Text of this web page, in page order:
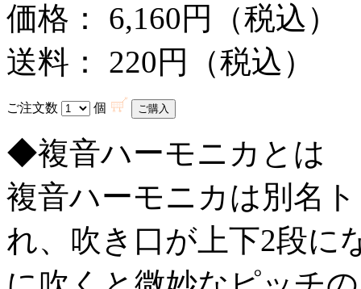
価格： 6,160円（税込）
送料： 220円（税込）
ご注文数 個
◆複音ハーモニカとは
複音ハーモニカは別名
れ、吹き口が上下2段に